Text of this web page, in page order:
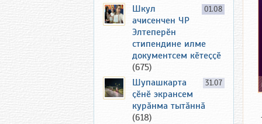
01.08
Шкул
ачисенчен ЧР
Элтеперӗн
стипендине илме
документсем кӗтеҫҫӗ
(675)
31.07
Шупашкарта
ҫӗнӗ экрансем
курӑнма тытӑннӑ
(618)